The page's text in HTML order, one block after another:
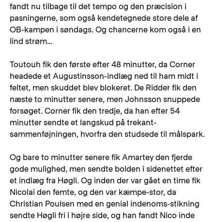
fandt nu tilbage til det tempo og den præcision i
pasningerne, som også kendetegnede store dele af
OB-kampen i søndags. Og chancerne kom også i en
lind strøm…
Toutouh fik den første efter 48 minutter, da Corner
headede et Augustinsson-indlæg ned til ham midt i
feltet, men skuddet blev blokeret. De Ridder fik den
næste to minutter senere, men Johnsson snuppede
forsøget. Corner fik den tredje, da han efter 54
minutter sendte et langskud på trekant-
sammenføjningen, hvorfra den studsede til målspark.
Og bare to minutter senere fik Amartey den fjerde
gode mulighed, men sendte bolden i sidenettet efter
et indlæg fra Høgli. Og inden der var gået en time fik
Nicolai den femte, og den var kæmpe-stor, da
Christian Poulsen med en genial indenoms-stikning
sendte Høgli fri i højre side, og han fandt Nico inde